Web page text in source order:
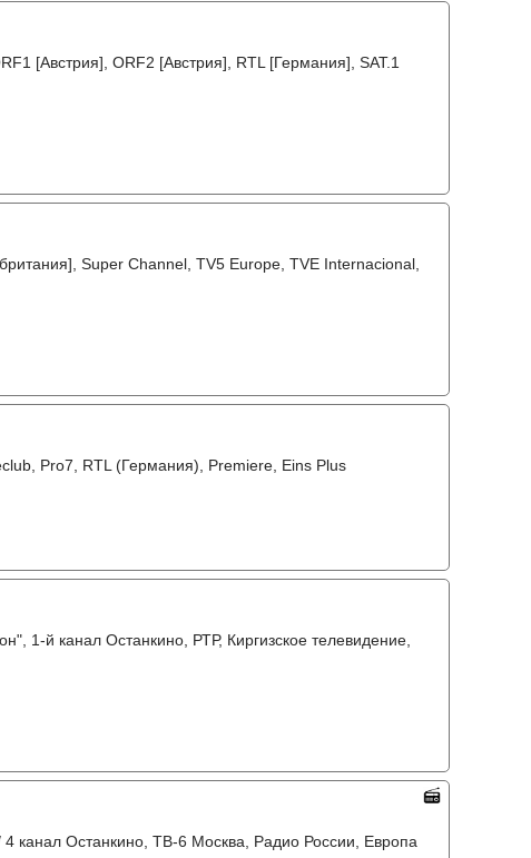
[Австрия], ORF2 [Австрия], RTL [Германия], SAT.1
Super Channel, TV5 Europe, TVE Internacional,
Pro7, RTL (Германия), Premiere, Eins Plus
1-й канал Останкино, РТР, Киргизское телевидение,
канал Останкино, ТВ-6 Москва, Радио России, Европа